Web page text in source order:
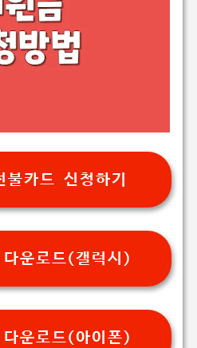
카드 신청하기
운로드(갤럭시)
운로드(아이폰)